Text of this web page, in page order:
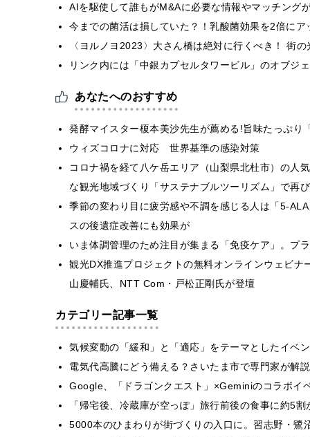
AIを駆使して誰もがM&Aに必要な情報やマッチング
今までの菌活は損していた？！乳酸菌効果を2倍に
〈ヨルノヨ2023〉⼤さん橋は絶対に行くべき！ 街
リンク内には「中銀カプセルタワービル」のオブジ
あなたへのおすすめ
発酵マイスター榎本美沙先生が薦める!旨味たっぷり
ウィズコロナに対応 世界基準の感染対策
コロナ禍を経て⼋ケ岳エリア（⼭梨県北杜市）の人
な観光地域づくり「サステナブルツーリズム」で再
季節の変わり目に疲労感や不調を感じる人は「5-
スの後遺症改善にも効果が
いま体調管理のため注目が集まる「免疫ケア」。プ
観光DX推進プロジェクトの無料オンラインウェビ
山慶輔氏、NTT Com・戸松正剛氏が登壇
カテゴリー記事一覧
気候変動の「緩和」と「適応」をテーマとしたイベ
電気代高騰にどう備える？さいたま市で専門家が解
Google、「ドラゴンクエスト」×Geminiのコラボイ
「帰宅後、冷蔵庫が空っぽ」旅行前後の食事に約5
5000本のひまわりが街づくりの入口に。習志野・